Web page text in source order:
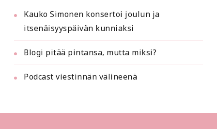
Kauko Simonen konsertoi joulun ja
itsenäisyyspäivän kunniaksi
Blogi pitää pintansa, mutta miksi?
Podcast viestinnän välineenä